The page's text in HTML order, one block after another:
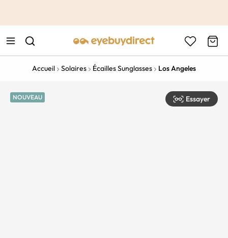
Accueil Solaires Écailles Sunglasses Los Angeles
NOUVEAU Essayer